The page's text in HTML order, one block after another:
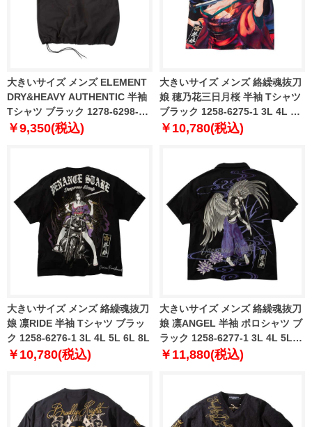
大きいサイズ メンズ ELEMENT
DRY&HEAVY AUTHENTIC 半袖
Tシャツ ブラック 1278-6298-2
3L 4L 5L 6L
￥9,350(税込)
大きいサイズ メンズ 絡繰魂抜刀
娘 穂乃花三日月桜 半袖 Tシャツ
ブラック 1258-6275-1 3L 4L 5L
6L 8L
￥10,780(税込)
大きいサイズ メンズ 絡繰魂抜刀
娘 凛RIDE 半袖 Tシャツ ブラッ
ク 1258-6276-1 3L 4L 5L 6L 8L
￥10,780(税込)
大きいサイズ メンズ 絡繰魂抜刀
娘 凛ANGEL 半袖 ポロシャツ ブ
ラック 1258-6277-1 3L 4L 5L
6L 8L
￥11,880(税込)